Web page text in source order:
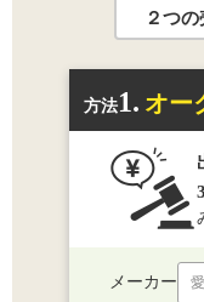
２つ
方法1. オー
メーカー